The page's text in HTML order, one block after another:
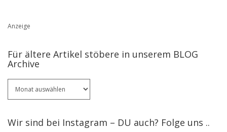
Anzeige
Für ältere Artikel stöbere in unserem BLOG
Archive
ältere
in
Wir sind bei Instagram – DU auch? Folge uns ..